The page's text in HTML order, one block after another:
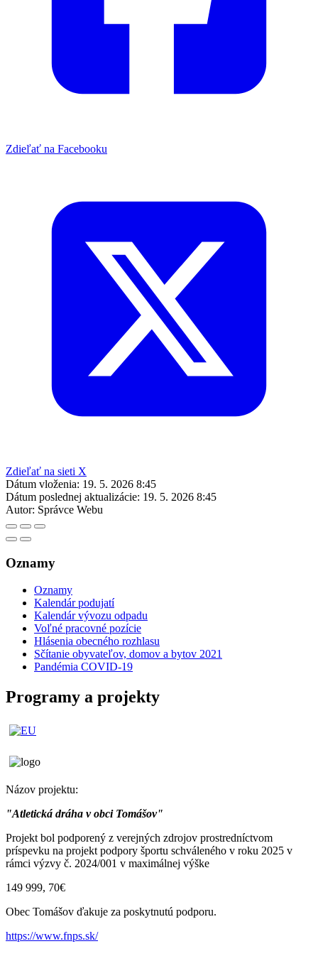
Zdieľať na Facebooku
Zdieľať na sieti X
Dátum vloženia: 19. 5. 2026 8:45
Dátum poslednej aktualizácie: 19. 5. 2026 8:45
Autor: Správce Webu
Oznamy
Oznamy
Kalendár podujatí
Kalendár vývozu odpadu
Voľné pracovné pozície
Hlásenia obecného rozhlasu
Sčítanie obyvateľov, domov a bytov 2021
Pandémia COVID-19
Programy a projekty
Názov projektu:
"Atletická dráha v obci Tomášov"
Projekt bol podporený z verejných zdrojov prostredníctvom
príspevku na projekt podpory športu schváleného v roku 2025 v
rámci výzvy č. 2024/001 v maximálnej výške
149 999, 70€
Obec Tomášov ďakuje za poskytnutú podporu.
https://www.fnps.sk/